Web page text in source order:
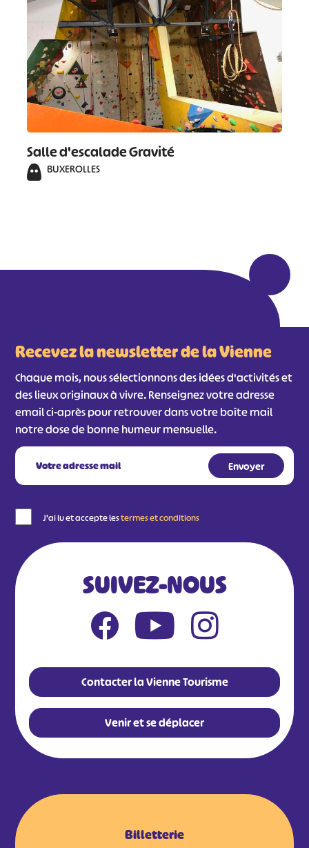
Salle d'escalade Gravité
BUXEROLLES
Recevez la newsletter de la Vienne
Chaque mois, nous sélectionnons des idées d'activités et
des lieux originaux à vivre. Renseignez votre adresse
email ci-après pour retrouver dans votre boîte mail
notre dose de bonne humeur mensuelle.
J'ai lu et accepte lestermes et conditions
SUIVEZ-NOUS
Contacter la Vienne Tourisme
Venir et se déplacer
Billetterie